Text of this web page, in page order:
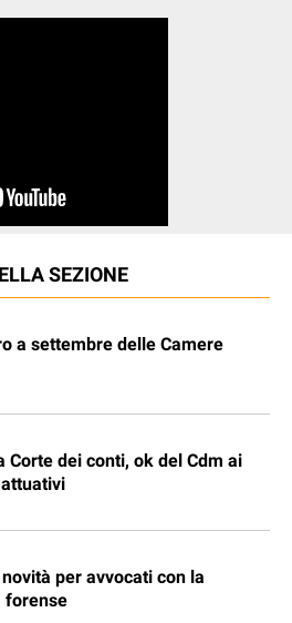
SEZIONE
a settembre delle Camere
Corte dei conti, ok del Cdm ai
novità per avvocati con la
forense